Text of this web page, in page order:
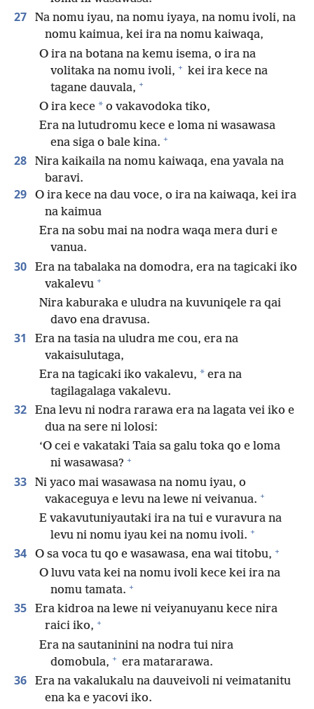
27
Na nomu iyau, na nomu iyaya, na nomu ivoli, na
nomu kaimua, kei ira na nomu kaiwaqa,
O ira na botana na kemu isema, o ira na
volitaka na nomu ivoli, + kei ira kece na
tagane dauvala, +
O ira kece * o vakavodoka tiko,
Era na lutudromu kece e loma ni wasawasa
ena siga o bale kina. +
28
Nira kaikaila na nomu kaiwaqa, ena yavala na
baravi.
29
O ira kece na dau voce, o ira na kaiwaqa, kei ira
na kaimua
Era na sobu mai na nodra waqa mera duri e
vanua.
30
Era na tabalaka na domodra, era na tagicaki iko
vakalevu +
Nira kaburaka e uludra na kuvuniqele ra qai
davo ena dravusa.
31
Era na tasia na uludra me cou, era na
vakaisulutaga,
Era na tagicaki iko vakalevu, * era na
tagilagalaga vakalevu.
32
Ena levu ni nodra rarawa era na lagata vei iko e
dua na sere ni lolosi:
‘O cei e vakataki Taia sa galu toka qo e loma
ni wasawasa? +
33
Ni yaco mai wasawasa na nomu iyau, o
vakaceguya e levu na lewe ni veivanua. +
E vakavutuniyautaki ira na tui e vuravura na
levu ni nomu iyau kei na nomu ivoli. +
34 O sa voca tu qo e wasawasa, ena wai titobu, +
O luvu vata kei na nomu ivoli kece kei ira na
nomu tamata. +
35
Era kidroa na lewe ni veiyanuyanu kece nira
raici iko, +
Era na sautaninini na nodra tui nira
domobula, + era matararawa.
36
Era na vakalukalu na dauveivoli ni veimatanitu
ena ka e yacovi iko.